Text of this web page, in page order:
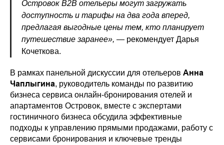
Островок В2В отельеры могут загружать
доступность и тарифы на два года вперед,
предлагая выгодные цены тем, кто планирует
путешествие заранее», — рекомендует Дарья
Кочеткова.
В рамках панельной дискуссии для отельеров Анна
Чаплыгина, руководитель команды по развитию
бизнеса сервиса онлайн-бронирования отелей и
апартаментов Островок, вместе с экспертами
гостиничного бизнеса обсудила эффективные
подходы к управлению прямыми продажами, работу с
сервисами бронирования и ключевые тренды